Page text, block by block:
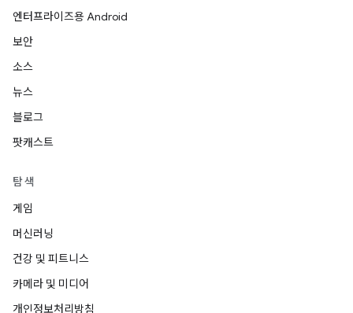
엔터프라이즈용 Android
보안
소스
뉴스
블로그
팟캐스트
탐색
게임
머신러닝
건강 및 피트니스
카메라 및 미디어
개인정보처리방침